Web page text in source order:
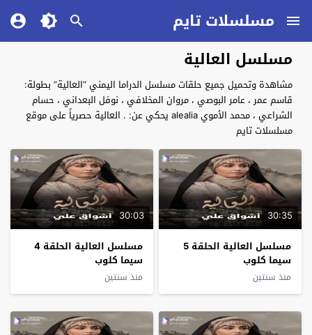
مسلسلات تايم
مسلسل العالية
مشاهدة وتحميل جميع حلقات مسلسل الدراما اليمني “العالية” بطولة:
قاسم عمر ، عامر البوصي ، مروان المخلافي ، نوفل البعداني ، حسام
الشراعي ، محمد الأموي alealia يحكي عن: . العالية حصرياً على موقع
مسلسلات تايم
30:35
مسلسل العالية الحلقة 5
سيما كلوب
منذ سنتين
30:03
مسلسل العالية الحلقة 4
سيما كلوب
منذ سنتين